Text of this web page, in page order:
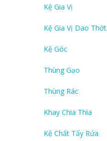
Kệ Gia Vị
Kệ Gia Vị Dao Thớt
Kệ Góc
Thùng Gạo
Thùng Rác
Khay Chia Thìa
Kệ Chất Tẩy Rửa